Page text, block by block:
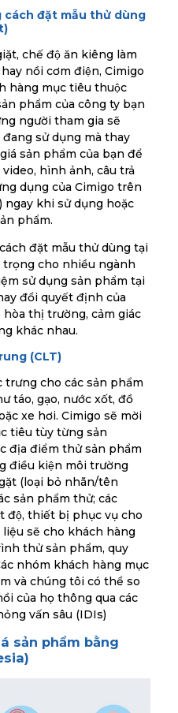
cách đặt mẫu thử dùng
chế độ ăn kiêng làm
nồi cơm điện, Cimigo
hàng mục tiêu thuộc
phẩm của công ty bạn
người tham gia sẽ
sử dụng mà thay
sản phẩm của bạn để
hình ảnh, câu trả
dụng của Cimigo trên
khi sử dụng hoặc
phẩm.
đặt mẫu thử dùng tại
cho nhiều ngành
sử dụng sản phẩm tại
đổi quyết định của
thị trường, cảm giác
khác nhau.
(CLT)
trưng cho các sản phẩm
táo, gạo, nước xốt, đồ
xe hơi. Cimigo sẽ mời
tiêu tùy từng sản
địa điểm thử sản phẩm
điều kiện môi trường
(loại bỏ nhãn/tên
sản phẩm thử; các
độ, thiết bị phục vụ cho
sẽ cho khách hàng
thử sản phẩm, quy
nhóm khách hàng mục
và chúng tôi có thể so
của họ thông qua các
vấn sâu (IDIs)
sản phẩm bằng